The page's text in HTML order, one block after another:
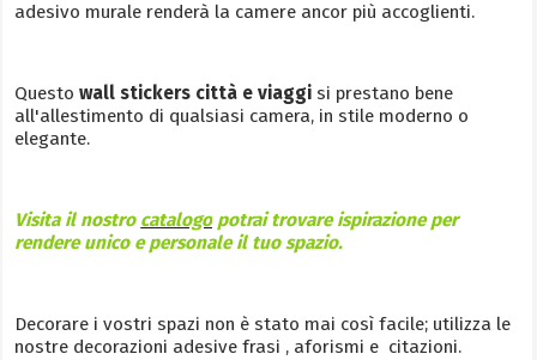
adesivo murale renderà la camere ancor più accoglienti.
Questowall stickers città e viaggi si prestano bene
all'allestimento di qualsiasi camera, in stile moderno o
elegante.
Visita il nostro catalogo potrai trovare ispirazione per
rendere unico e personale il tuo spazio.
Decorare i vostri spazi non è stato mai così facile; utilizza le
nostre decorazioni adesive frasi , aforismi e citazioni.